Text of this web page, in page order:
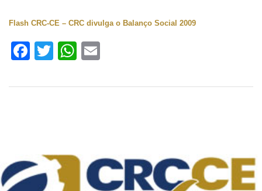
Flash CRC-CE – CRC divulga o Balanço Social 2009
Facebook
TwitterWhatsApp